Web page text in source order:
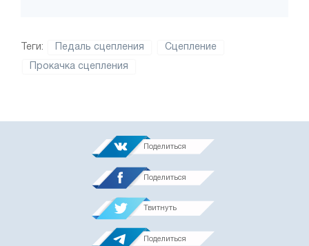
Теги: Педаль сцепления Сцепление
Прокачка сцепления
Поделиться
Поделиться
Твитнуть
Поделиться